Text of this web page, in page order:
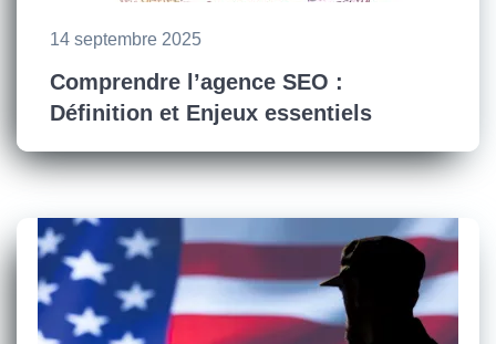
14 septembre 2025
Comprendre l’agence SEO :
Définition et Enjeux essentiels